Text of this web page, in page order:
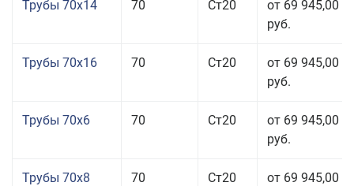
Трубы 70x14 70 Ст20
от 69 945,00
руб.
Трубы 70x16 70 Ст20
от 69 945,00
руб.
Трубы 70x6 70 Ст20
от 69 945,00
руб.
Трубы 70x8 70 Ст20
от 69 945,00